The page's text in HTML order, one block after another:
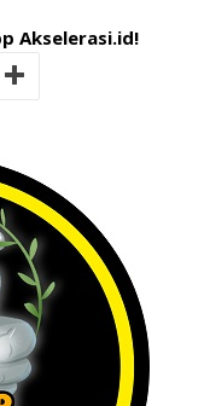
Akselerasi.id!